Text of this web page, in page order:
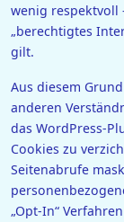
wenig respektvoll
„berechtigtes
gilt.
Aus diesem
anderen
das WordPress-
Cookies zu
Seitenabrufe
„Opt-In“